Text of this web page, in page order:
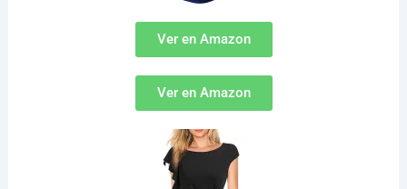
Ver en Amazon
Ver en Amazon